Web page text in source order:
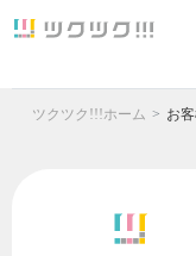
ツクツク!!!ホーム お